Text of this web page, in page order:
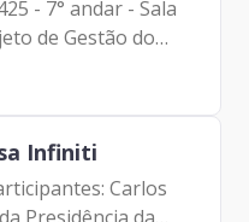
- 7° andar - Sala
de Gestão do
Carlos Roberto
e Arquitetura...
Infiniti
Carlos